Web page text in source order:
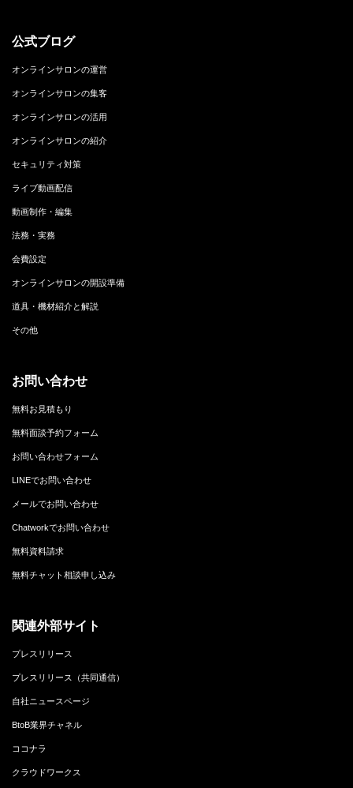
公式ブログ
オンラインサロンの運営
オンラインサロンの集客
オンラインサロンの活用
オンラインサロンの紹介
セキュリティ対策
ライブ動画配信
動画制作・編集
法務・実務
会費設定
オンラインサロンの開設準備
道具・機材紹介と解説
その他
お問い合わせ
無料お見積もり
無料面談予約フォーム
お問い合わせフォーム
LINEでお問い合わせ
メールでお問い合わせ
Chatworkでお問い合わせ
無料資料請求
無料チャット相談申し込み
関連外部サイト
プレスリリース
プレスリリース（共同通信）
自社ニュースページ
BtoB業界チャネル
ココナラ
クラウドワークス